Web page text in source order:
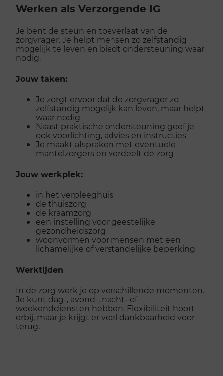
Werken als Verzorgende IG
Je bent de steun en toeverlaat van de
zorgvrager. Je helpt mensen zo zelfstandig
mogelijk te leven en biedt ondersteuning waar
nodig.
Jouw taken:
Je zorgt ervoor dat de zorgvrager zo
zelfstandig mogelijk kan leven, maar helpt
waar nodig
Naast praktische ondersteuning geef je
ook voorlichting, advies en instructies
Je maakt afspraken met eventuele
mantelzorgers en verdeelt de zorg
Jouw werkplek:
in het verpleeghuis
de thuiszorg
de kraamzorg
een instelling voor geestelijke
gezondheidszorg
woonvormen voor mensen met een
lichamelijke of verstandelijke beperking
Werktijden
In de zorg werk je op verschillende momenten.
Je kunt dag-, avond-, nacht- of
weekenddiensten hebben. Flexibiliteit hoort
erbij, maar je krijgt er veel dankbaarheid voor
terug.